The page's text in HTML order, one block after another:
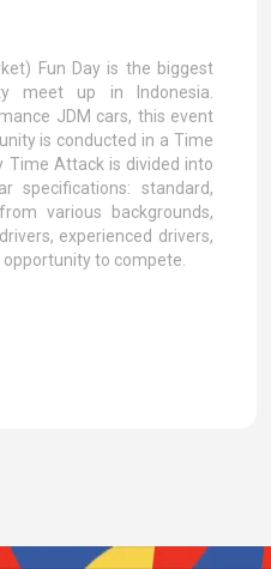
Fun Day is the biggest
meet up in Indonesia.
JDM cars, this event
is conducted in a Time
Time Attack is divided into
specifications: standard,
various backgrounds,
experienced drivers,
to compete.